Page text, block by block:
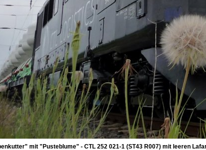
mit "Pusteblume" - CTL 252 021-1 (ST43 R007) mit leeren